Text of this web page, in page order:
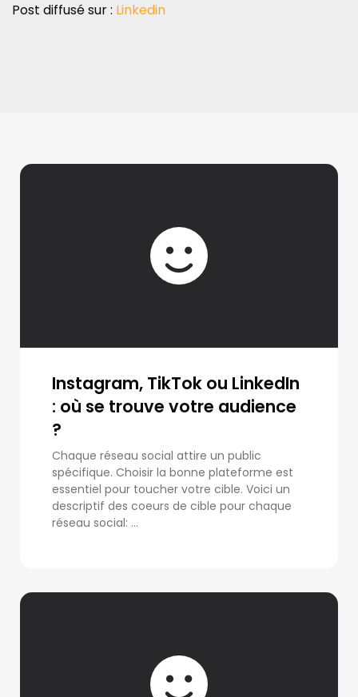
Post diffusé sur : Linkedin
Instagram, TikTok ou LinkedIn
: où se trouve votre audience
?
Chaque réseau social attire un public
spécifique. Choisir la bonne plateforme est
essentiel pour toucher votre cible. Voici un
descriptif des coeurs de cible pour chaque
réseau social: ...